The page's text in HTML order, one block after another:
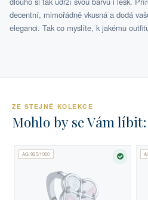
decentní, mimořádně vkusná a dodá
eleganci. Tak co myslíte, k jakému
ZE STEJNÉ KOLEKCE
Mohlo by se Vám líbit:
AG 925/1000